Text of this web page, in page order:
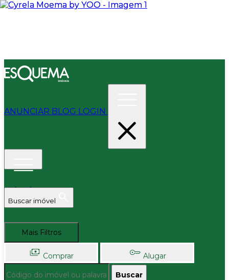
ANUNCIAR BLOG LOGIN
Buscar imóvel
Mais Filtros
Comprar Alugar
Buscar